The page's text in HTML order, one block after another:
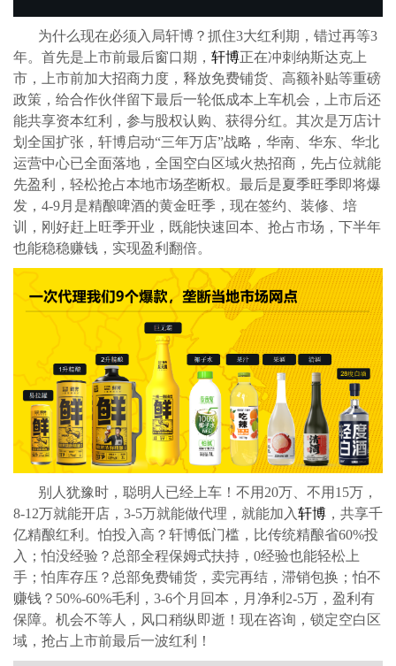
为什么现在必须入局轩博？抓住3大红利期，错过再等3
年。首先是上市前最后窗口期， 轩博正在冲刺纳斯达克上
市，上市前加大招商力度，释放免费铺货、高额补贴等重磅
政策，给合作伙伴留下最后一轮低成本上车机会，上市后还
能共享资本红利，参与股权认购、获得分红。其次是万店计
划全国扩张，轩博启动“三年万店”战略，华南、华东、华北
运营中心已全面落地，全国空白区域火热招商，先占位就能
先盈利，轻松抢占本地市场垄断权。最后是夏季旺季即将爆
发，4-9月是精酿啤酒的黄金旺季，现在签约、装修、培
训，刚好赶上旺季开业，既能快速回本、抢占市场，下半年
也能稳稳赚钱，实现盈利翻倍。
别人犹豫时，聪明人已经上车！不用 20万、不用15万，
8-12万就能开店，3-5万就能做代理，就能加入轩博 ，共享千
亿精酿红利。怕投入高？轩博低门槛，比传统精酿省60%投
入；怕没经验？总部全程保姆式扶持，0经验也能轻松上
手；怕库存压？总部免费铺货，卖完再结，滞销包换；怕不
赚钱？50%-60%毛利，3-6个月回本，月净利2-5万，盈利有
保障。机会不等人，风口稍纵即逝！现在咨询，锁定空白区
域，抢占上市前最后一波红利！